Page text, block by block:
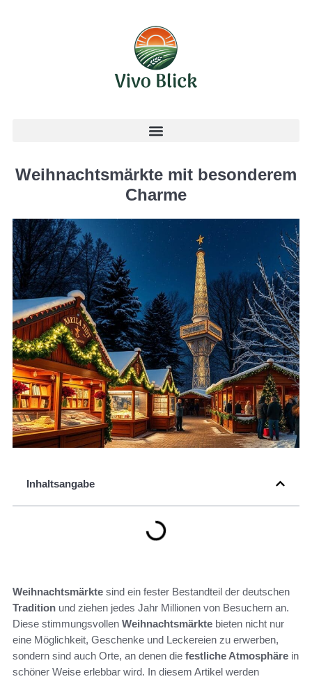
Weihnachtsmärkte mit besonderem
Charme
Inhaltsangabe
Weihnachtsmärkte sind ein fester Bestandteil der deutschen
Tradition und ziehen jedes Jahr Millionen von Besuchern an.
Diese stimmungsvollen Weihnachtsmärkte bieten nicht nur
eine Möglichkeit, Geschenke und Leckereien zu erwerben,
sondern sind auch Orte, an denen die festliche Atmosphäre in
schöner Weise erlebbar wird. In diesem Artikel werden